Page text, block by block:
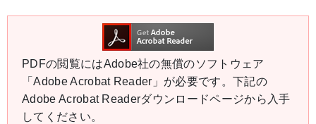
PDFの閲覧にはAdobe社の無償のソフトウェア
「Adobe Acrobat Reader」が必要です。下記の
Adobe Acrobat Readerダウンロードページから入手
してください。